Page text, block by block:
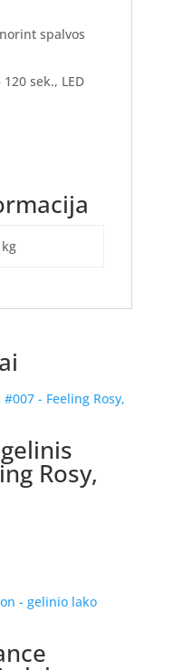
spalvos
sek., LED
Rosy,